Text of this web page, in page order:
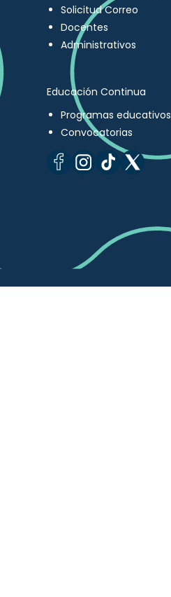
Solicitud Correo
Docentes
Administrativos
Educación Continua
Programas educativos
Convocatorias